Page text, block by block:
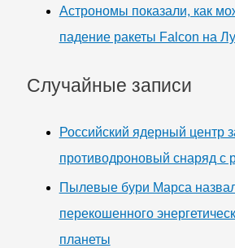
Астрономы показали, как
падение ракеты Falcon на
Случайные записи
Российский ядерный центр
противодроновый снаряд с
Пылевые бури Марса
перекошенного
планеты